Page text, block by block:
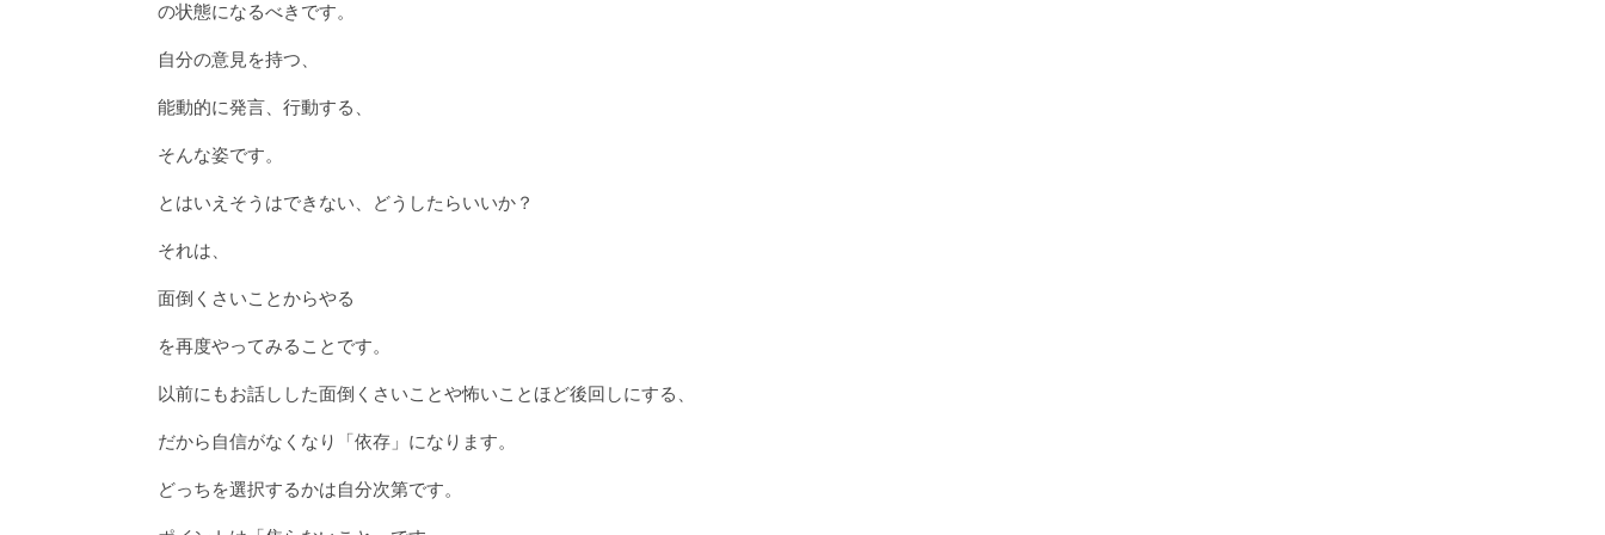
の状態になるべきです。
自分の意見を持つ、
能動的に発言、行動する、
そんな姿です。
とはいえそうはできない、どうしたらいいか？
それは、
面倒くさいことからやる
を再度やってみることです。
以前にもお話しした面倒くさいことや怖いことほど後回しにする、
だから自信がなくなり「依存」になります。
どっちを選択するかは自分次第です。